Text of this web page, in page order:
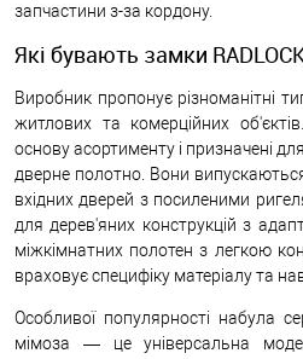
запчастини з-за кордону.
Які бувають замки
Виробник пропонує різноманітні
житлових та комерційних
основу асортименту і призначені
дверне полотно. Вони
вхідних дверей з посиленими
для дерев'яних конструкцій з
міжкімнатних полотен з легкою
враховує специфіку матеріалу та
Особливої популярності набула
мімоза — це універсальна